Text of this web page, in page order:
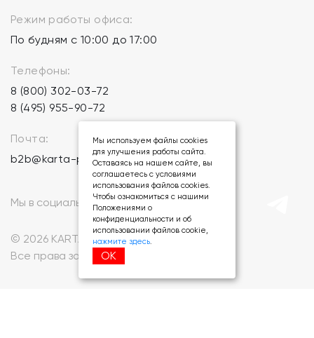
Режим работы офиса:
По будням с 10:00 до 17:00
Телефоны:
8 (800) 302-03-72
8 (495) 955-90-72
Почта:
b2b@karta-podarkov.ru
© 2026 KARTA-PODARKOV.RU.
Все права защищены.
Мы в социальных сетях:
Мы используем файлы cookies
для улучшения работы сайта.
Оставаясь на нашем сайте, вы
соглашаетесь с условиями
использования файлов cookies.
Чтобы ознакомиться с нашими
Положениями о
конфиденциальности и об
использовании файлов cookie,
нажмите здесь.
ОК